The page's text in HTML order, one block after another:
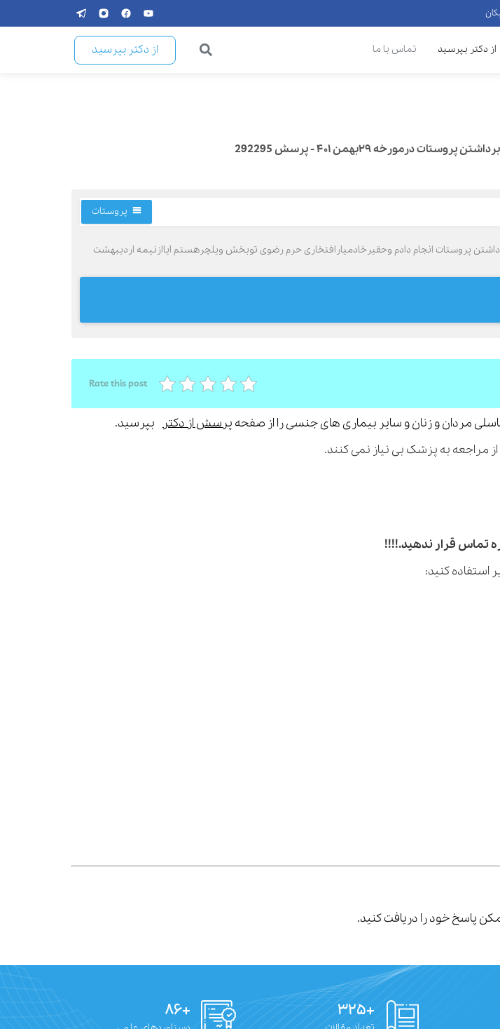
از دکتر بپرسید تماس با ما از دکتر بپرسید
درمورخه ۲۹بهمن ۴۰۱ - پرسش 292295
پروستات
بنده درمورخه ۲۹بهمن ۴۰۱عمل بازسنگ مثانه وبرداشتن پروستات انجام دادم وحقیرخادمیارافتخاری حرم رضوی توبخش ویلچرهستم ایاازنیمه اردیبهشت
Rate this post
مردان و زنان و سایر بیماری های جنسی را از صفحه پرسش از دکتر بپرسید.
تماس قرار ندهید.!!!!
استفاده کنید:
پاسخ خود را دریافت کنید.
+۳۲۵ +۸۶